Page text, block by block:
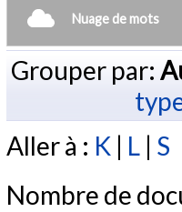
Nuage de mots
Grouper par:
Aller à : K | L | S
Nombre de